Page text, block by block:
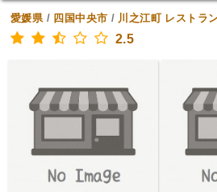
愛媛県/ 四国中央市 / 川之江町 レストラ
2.5